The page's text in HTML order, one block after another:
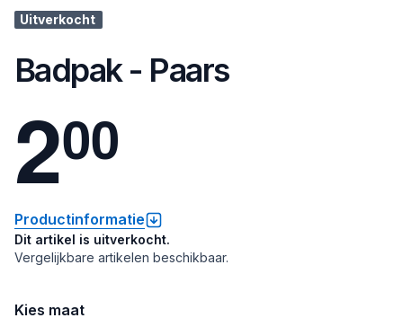
Uitverkocht
Badpak - Paars
200
Productinformatie
Dit artikel is uitverkocht.
Vergelijkbare artikelen beschikbaar.
Kies maat